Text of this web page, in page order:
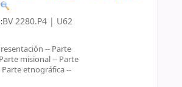
BV 2280.P4 | U62
-- Parte
misional -- Parte
etnográfica --